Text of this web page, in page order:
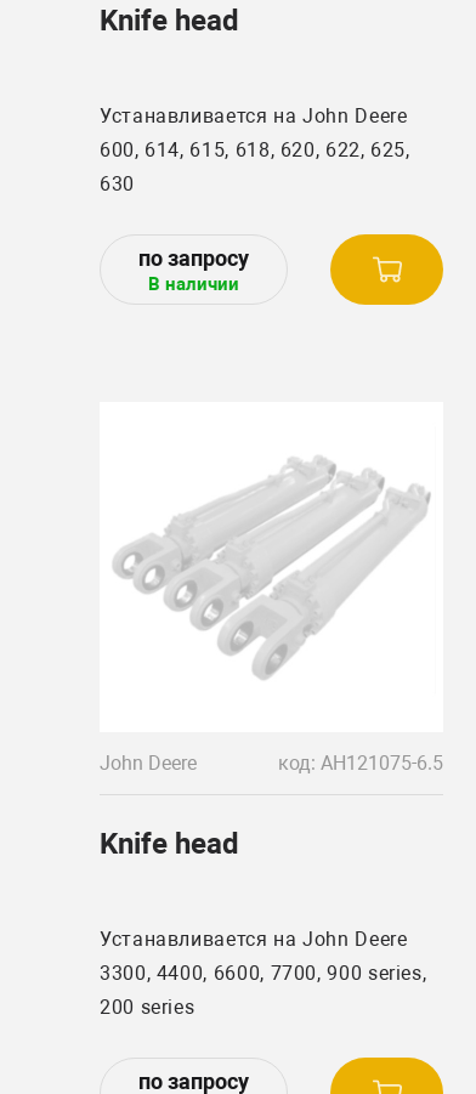
Knife head
Устанавливается на John Deere
600, 614, 615, 618, 620, 622, 625,
630
В наличии
John Deere код: AH121075-6.5
Knife head
Устанавливается на John Deere
3300, 4400, 6600, 7700, 900 series,
200 series